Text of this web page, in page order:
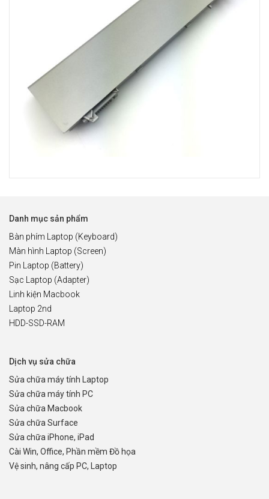
Danh mục sản phẩm
Bàn phím Laptop (Keyboard)
Màn hình Laptop (Screen)
Pin Laptop (Battery)
Sạc Laptop (Adapter)
Linh kiện Macbook
Laptop 2nd
HDD-SSD-RAM
Dịch vụ sửa chữa
Sửa chữa máy tính Laptop
Sửa chữa máy tính PC
Sửa chữa Macbook
Sửa chữa Surface
Sửa chữa iPhone, iPad
Cài Win, Office, Phần mềm Đồ họa
Vệ sinh, nâng cấp PC, Laptop